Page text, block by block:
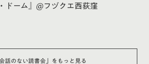
ドーム』@フヅクエ西荻窪
話のない読書会 」をもっと見る